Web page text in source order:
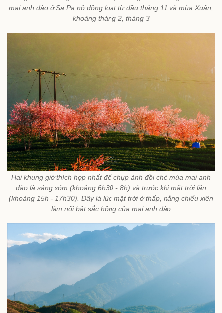
mai anh đào ở Sa Pa nở đồng loạt từ đầu tháng 11 và mùa Xuân,
khoảng tháng 2, tháng 3
Hai khung giờ thích hợp nhất để chụp ảnh đồi chè mùa mai anh
đào là sáng sớm (khoảng 6h30 - 8h) và trước khi mặt trời lặn
(khoảng 15h - 17h30). Đây là lúc mặt trời ở thấp, nắng chiếu xiên
làm nổi bật sắc hồng của mai anh đào